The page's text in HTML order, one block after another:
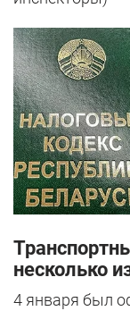
несколько
4 января был